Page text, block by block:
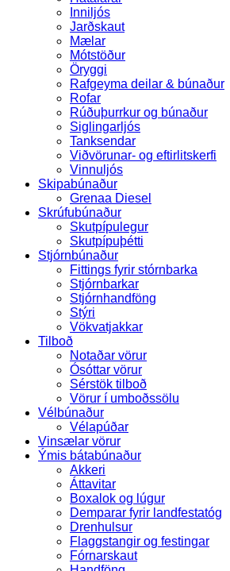
Inniljós
Jarðskaut
Mælar
Mótstöður
Öryggi
Rafgeyma deilar & búnaður
Rofar
Rúðuþurrkur og búnaður
Siglingarljós
Tanksendar
Viðvörunar- og eftirlitskerfi
Vinnuljós
Skipabúnaður
Grenaa Diesel
Skrúfubúnaður
Skutpípulegur
Skutpípuþétti
Stjórnbúnaður
Fittings fyrir stórnbarka
Stjórnbarkar
Stjórnhandföng
Stýri
Vökvatjakkar
Tilboð
Notaðar vörur
Ósóttar vörur
Sérstök tilboð
Vörur í umboðssölu
Vélbúnaður
Vélapúðar
Vinsælar vörur
Ýmis bátabúnaður
Akkeri
Áttavitar
Boxalok og lúgur
Demparar fyrir landfestatóg
Drenhulsur
Flaggstangir og festingar
Fórnarskaut